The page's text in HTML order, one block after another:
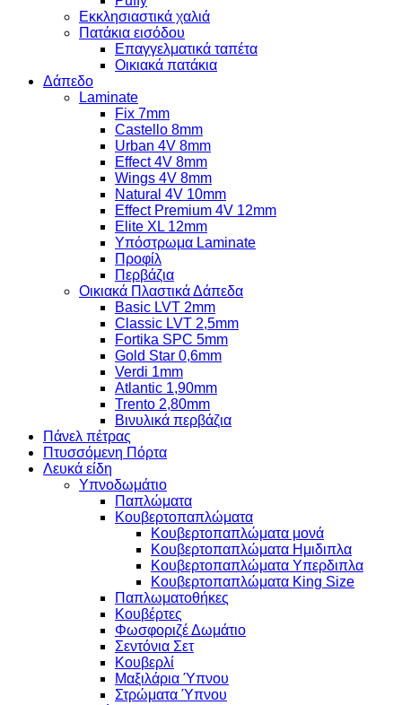
Εκκλησιαστικά χαλιά
Πατάκια εισόδου
Επαγγελματικά ταπέτα
Οικιακά πατάκια
Δάπεδο
Laminate
Fix 7mm
Castello 8mm
Urban 4V 8mm
Effect 4V 8mm
Wings 4V 8mm
Natural 4V 10mm
Effect Premium 4V 12mm
Elite XL 12mm
Υπόστρωμα Laminate
Προφίλ
Περβάζια
Οικιακά Πλαστικά Δάπεδα
Basic LVT 2mm
Classic LVT 2,5mm
Fortika SPC 5mm
Gold Star 0,6mm
Verdi 1mm
Atlantic 1,90mm
Trento 2,80mm
Βινυλικά περβάζια
Πάνελ πέτρας
Πτυσσόμενη Πόρτα
Λευκά είδη
Υπνοδωμάτιο
Παπλώματα
Κουβερτοπαπλώματα
Κουβερτοπαπλώματα μονά
Κουβερτοπαπλώματα Ημιδιπλα
Κουβερτοπαπλώματα Υπερδιπλα
Κουβερτοπαπλώματα King Size
Παπλωματοθήκες
Κουβέρτες
Φωσφοριζέ Δωμάτιο
Σεντόνια Σετ
Κουβερλί
Μαξιλάρια Ύπνου
Στρώματα Ύπνου